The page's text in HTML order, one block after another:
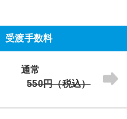
受渡手数料
通常
550円（税込）